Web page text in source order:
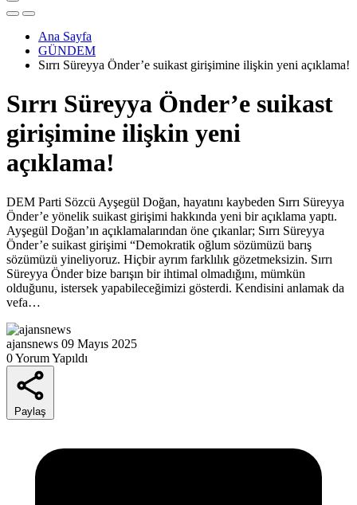
Ana Sayfa
GÜNDEM
Sırrı Süreyya Önder’e suikast girişimine ilişkin yeni açıklama!
Sırrı Süreyya Önder’e suikast
girişimine ilişkin yeni
açıklama!
DEM Parti Sözcü Ayşegül Doğan, hayatını kaybeden Sırrı Süreyya
Önder’e yönelik suikast girişimi hakkında yeni bir açıklama yaptı.
Ayşegül Doğan’ın açıklamalarından öne çıkanlar; Sırrı Süreyya
Önder’e suikast girişimi “Demokratik oğlum sözümüzü barış
sözümüzü yineliyoruz. Hiçbir ayrım farklılık gözetmeksizin. Sırrı
Süreyya Önder bize barışın bir ihtimal olmadığını, mümkün
olduğunu, istersek yapabileceğimizi gösterdi. Kendisini anlamak da
vefa…
ajansnews 09 Mayıs 2025
0 Yorum Yapıldı
Paylaş